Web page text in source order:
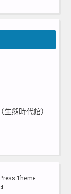
態時代館）
Theme: